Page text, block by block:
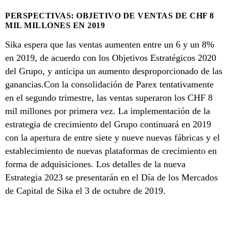
PERSPECTIVAS: OBJETIVO DE VENTAS DE CHF 8
MIL MILLONES EN 2019
Sika espera que las ventas aumenten entre un 6 y un 8%
en 2019, de acuerdo con los Objetivos Estratégicos 2020
del Grupo, y anticipa un aumento desproporcionado de las
ganancias.Con la consolidación de Parex tentativamente
en el segundo trimestre, las ventas superaron los CHF 8
mil millones por primera vez. La implementación de la
estrategia de crecimiento del Grupo continuará en 2019
con la apertura de entre siete y nueve nuevas fábricas y el
establecimiento de nuevas plataformas de crecimiento en
forma de adquisiciones. Los detalles de la nueva
Estrategia 2023 se presentarán en el Día de los Mercados
de Capital de Sika el 3 de octubre de 2019.